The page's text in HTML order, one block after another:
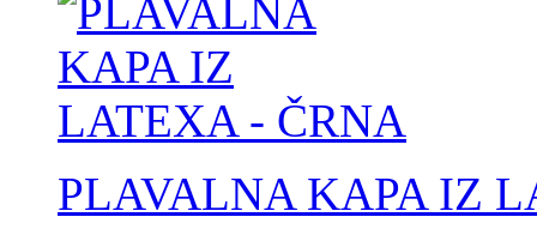
PLAVALNA KAPA IZ